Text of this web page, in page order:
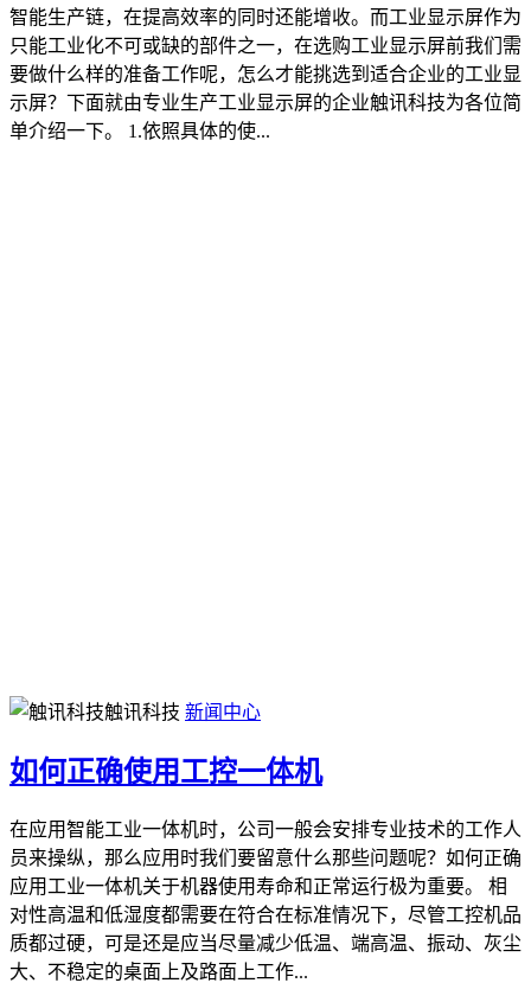
智能生产链，在提高效率的同时还能增收。而工业显示屏作为
只能工业化不可或缺的部件之一，在选购工业显示屏前我们需
要做什么样的准备工作呢，怎么才能挑选到适合企业的工业显
示屏？下面就由专业生产工业显示屏的企业触讯科技为各位简
单介绍一下。 1.依照具体的使...
触讯科技 新闻中心
如何正确使用工控一体机
在应用智能工业一体机时，公司一般会安排专业技术的工作人
员来操纵，那么应用时我们要留意什么那些问题呢？如何正确
应用工业一体机关于机器使用寿命和正常运行极为重要。 相
对性高温和低湿度都需要在符合在标准情况下，尽管工控机品
质都过硬，可是还是应当尽量减少低温、端高温、振动、灰尘
大、不稳定的桌面上及路面上工作...